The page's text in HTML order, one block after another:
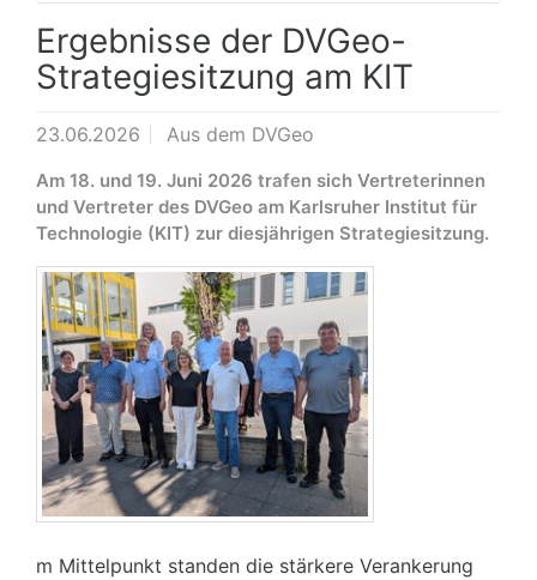
Ergebnisse der DVGeo-
Strategiesitzung am KIT
23.06.2026 Aus dem DVGeo
Am 18. und 19. Juni 2026 trafen sich Vertreterinnen
und Vertreter des DVGeo am Karlsruher Institut für
Technologie (KIT) zur diesjährigen Strategiesitzung.
m Mittelpunkt standen die stärkere Verankerung